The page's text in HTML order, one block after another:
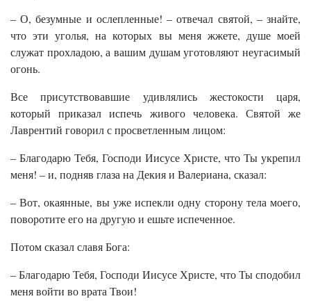
– О, безумные и ослепленные! – отвечал святой, – знайте,
что эти уголья, на которых вы меня жжете, душе моей
служат прохладою, а вашим душам уготовляют неугасимый
огонь.
Все присутствовавшие удивлялись жестокости царя,
который приказал испечь живого человека. Святой же
Лаврентий говорил с просветленным лицом:
– Благодарю Тебя, Господи Иисусе Христе, что Ты укрепил
меня! – и, подняв глаза на Декия и Валериана, сказал:
– Вот, окаянные, вы уже испекли одну сторону тела моего,
поворотите его на другую и ешьте испеченное.
Потом сказал славя Бога:
– Благодарю Тебя, Господи Иисусе Христе, что Ты сподобил
меня войти во врата Твои!